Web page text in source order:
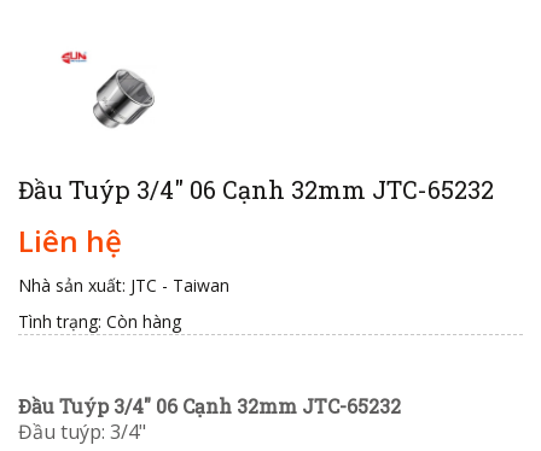
Đầu Tuýp 3/4" 06 Cạnh 32mm JTC-65232
Liên hệ
Nhà sản xuất: JTC - Taiwan
Tình trạng: Còn hàng
Đầu Tuýp 3/4" 06 Cạnh 32mm JTC-65232
Đầu tuýp: 3/4"